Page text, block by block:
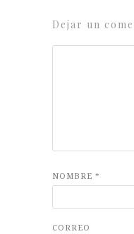
Dejar un
NOMBRE *
CORREO